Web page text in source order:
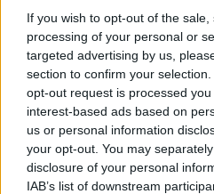
If you wish to opt-out of the
processing of your personal or
targeted advertising by us,
section to confirm your
opt-out request is processed
interest-based ads based on
us or personal information
your opt-out. You may
disclosure of your personal
IAB’s list of downstream
2019. október 15. 09:18
10 ezer négyzetméteres
bérleti szerződést az Aldi,
Budapest West lesz a
új otthona - szerepel a